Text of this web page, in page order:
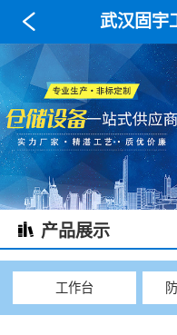
武汉固宇
产品展示
工作台